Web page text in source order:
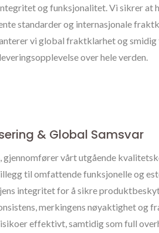
og funksjonalitet. Vi sikrer at
standarder og internasjonale
vi global fraktklarhet og
over hele verden.
& Global Samsvar
gjennomfører vårt utgående
til omfattende funksjonelle og
integritet for å sikre
merkingens nøyaktighet og
effektivt, samtidig som full